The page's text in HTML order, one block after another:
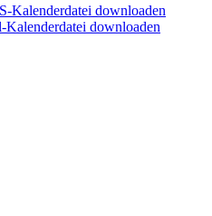
Kalenderdatei downloaden
Kalenderdatei downloaden